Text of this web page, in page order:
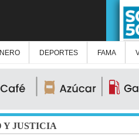
DEPORTES FAMA
Y JUSTICIA